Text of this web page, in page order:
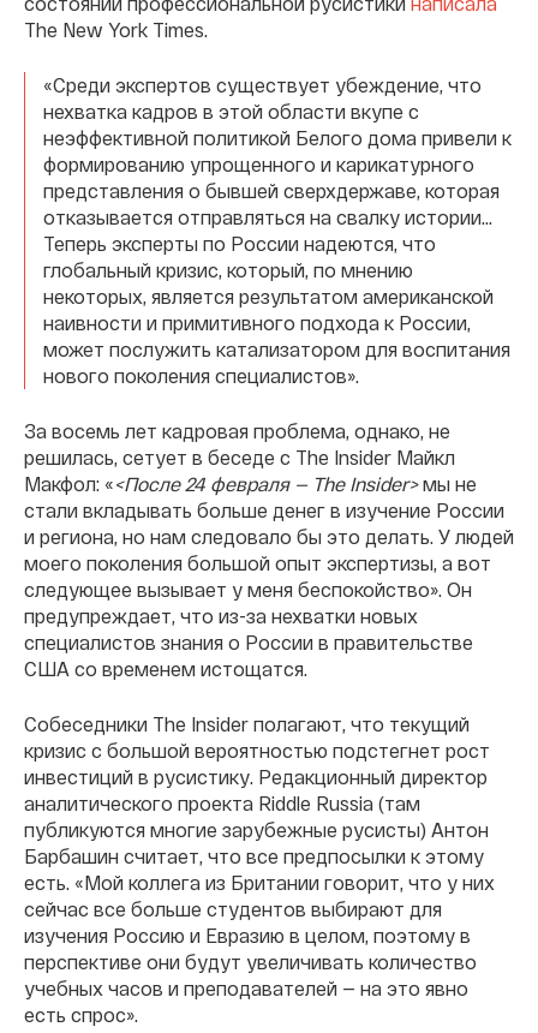
The New York Times.
«Среди экспертов существует убеждение, что
нехватка кадров в этой области вкупе с
неэффективной политикой Белого дома привели к
формированию упрощенного и карикатурного
представления о бывшей сверхдержаве, которая
отказывается отправляться на свалку истории…
Теперь эксперты по России надеются, что
глобальный кризис, который, по мнению
некоторых, является результатом американской
наивности и примитивного подхода к России,
может послужить катализатором для воспитания
нового поколения специалистов».
За восемь лет кадровая проблема, однако, не
решилась, сетует в беседе с The Insider Майкл
Макфол: «<После 24 февраля — The Insider>мы не
стали вкладывать больше денег в изучение России
и региона, но нам следовало бы это делать. У людей
моего поколения большой опыт экспертизы, а вот
следующее вызывает у меня беспокойство». Он
предупреждает, что из-за нехватки новых
специалистов знания о России в правительстве
США со временем истощатся.
Собеседники The Insider полагают, что текущий
кризис с большой вероятностью подстегнет рост
инвестиций в русистику. Редакционный директор
аналитического проекта Riddle Russia (там
публикуются многие зарубежные русисты) Антон
Барбашин считает, что все предпосылки к этому
есть. «Мой коллега из Британии говорит, что у них
сейчас все больше студентов выбирают для
изучения Россию и Евразию в целом, поэтому в
перспективе они будут увеличивать количество
учебных часов и преподавателей — на это явно
есть спрос».